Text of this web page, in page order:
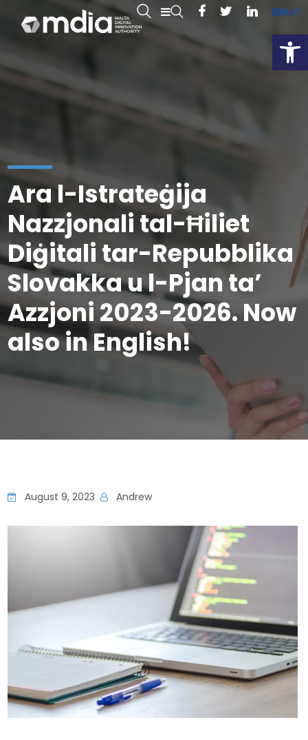
ENMT
Ara l-Istrateġija
Nazzjonali tal-Ħiliet
Diġitali tar-Repubblika
Slovakka u l-Pjan ta’
Azzjoni 2023-2026. Now
also in English!
August 9, 2023 Andrew